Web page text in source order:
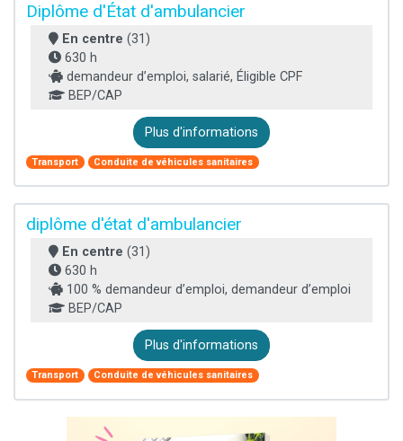
Diplôme d'État d'ambulancier
En centre (31)
630 h
demandeur d’emploi, salarié, Éligible CPF
BEP/CAP
Plus d'informations
Transport Conduite de véhicules sanitaires
diplôme d'état d'ambulancier
En centre (31)
630 h
100 % demandeur d’emploi, demandeur d’emploi
BEP/CAP
Plus d'informations
Transport Conduite de véhicules sanitaires